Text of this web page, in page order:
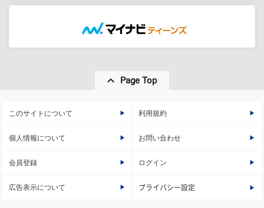
Page Top
このサイトについて 利用規約
個人情報について お問い合わせ
会員登録 ログイン
広告表示について プライバシー設定